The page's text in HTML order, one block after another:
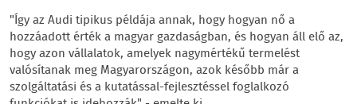
"Így az Audi tipikus példája annak, hogy hogyan nő a
hozzáadott érték a magyar gazdaságban, és hogyan áll elő az,
hogy azon vállalatok, amelyek nagymértékű termelést
valósítanak meg Magyarországon, azok később már a
szolgáltatási és a kutatással-fejlesztéssel foglalkozó